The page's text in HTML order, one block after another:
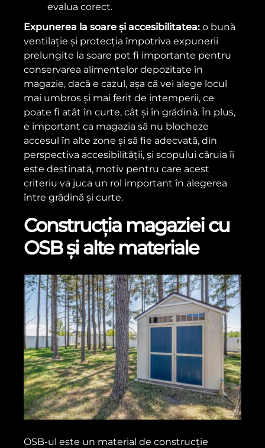
evalua corect.
Expunerea la soare și accesibilitatea: o bună
ventilație și protecția împotriva expunerii
prelungite la soare pot fi importante pentru
conservarea alimentelor depozitate în
magazie, dacă e cazul, așa că vei alege locul
mai umbros și mai ferit de intemperii, ce
poate fi atât în curte, cât și în grădină. În plus,
e important ca magazia să nu blocheze
accesul în alte zone și să fie adecvată, din
perspectiva accesibilității, și scopului căruia îi
este destinată, motiv pentru care acest
criteriu va juca un rol important în alegerea
între grădină și curte.
Construcția magaziei cu
OSB și alte materiale
OSB-ul este un material de construcție